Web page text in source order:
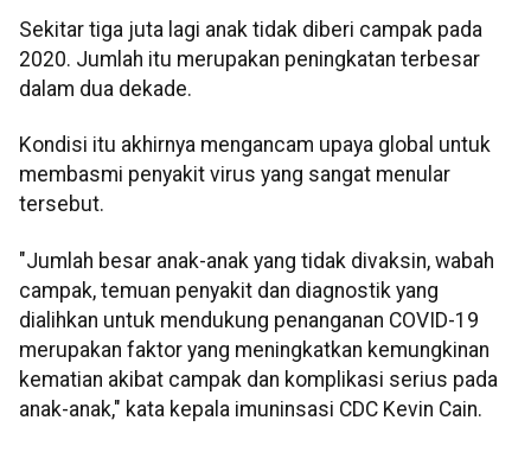
Sekitar tiga juta lagi anak tidak diberi campak pada
2020. Jumlah itu merupakan peningkatan terbesar
dalam dua dekade.
Kondisi itu akhirnya mengancam upaya global untuk
membasmi penyakit virus yang sangat menular
tersebut.
"Jumlah besar anak-anak yang tidak divaksin, wabah
campak, temuan penyakit dan diagnostik yang
dialihkan untuk mendukung penanganan COVID-19
merupakan faktor yang meningkatkan kemungkinan
kematian akibat campak dan komplikasi serius pada
anak-anak," kata kepala imuninsasi CDC Kevin Cain.